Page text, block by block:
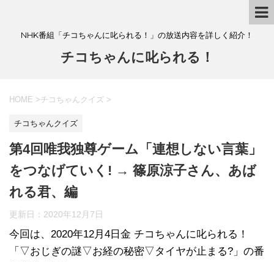
NHK番組「チコちゃんに叱られる！」の放送内容を詳しく紹介！
チコちゃんに叱られる！
HOME >チコちゃんクイズ >
チコちゃんクイズ
第4回唯我独尊ゲーム「連想しない言葉」
をつなげていく! → 篠原涼子さん、あば
れる君、編
更新日： 2020年12月7日
今回は、2020年12月4日金 チコちゃんに叱られる！
「▽おじぎの謎▽お経の秘密▽タイヤが止まる?」の番